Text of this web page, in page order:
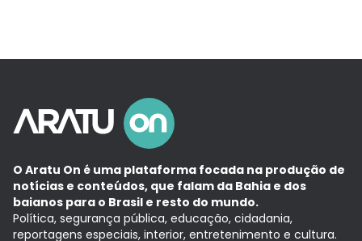
O Aratu On é uma plataforma focada na produção de
notícias e conteúdos, que falam da Bahia e dos
baianos para o Brasil e resto do mundo.
Política, segurança pública, educação, cidadania,
reportagens especiais, interior, entretenimento e cultura.